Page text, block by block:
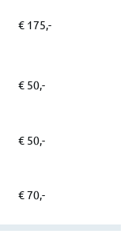
€ 175,-
€ 50,-
€ 50,-
€ 70,-